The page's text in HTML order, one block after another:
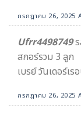
กรกฎาคม 26, 2025
Ufrr4498749
สกอร์รวม 3 ลูก
เบรย์ วันเดอร์เร
กรกฎาคม 26, 2025